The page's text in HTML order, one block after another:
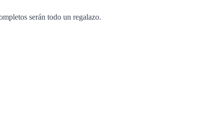
serán todo un regalazo.